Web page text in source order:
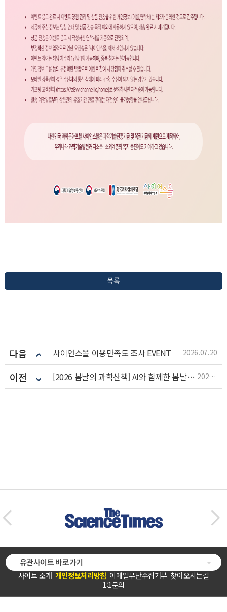
목록
다음 사이언스올 이용만족도 조사 EVENT 2026.07.20
이전 [2026 봄날의 과학산책] AI와 함께한 봄날의 일상 인증샷 EVENT 당첨자 발표 2026.05.19
사이트 소개 개인정보처리방침 이메일무단수집거부 찾아오시는길
1:1문의
유관사이트 바로가기